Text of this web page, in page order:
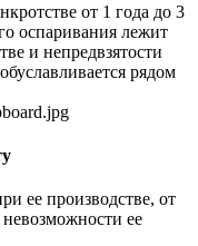
от 1 года до 3
оспаривания лежит
и непредвзятости
рядом
ее производстве, от
ее